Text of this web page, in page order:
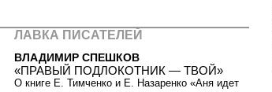
ЛАВКА ПИСАТЕЛЕЙ
ВЛАДИМИР СПЕШКОВ
«ПРАВЫЙ ПОДЛОКОТНИК — ТВОЙ»
О книге Е. Тимченко и Е. Назаренко «Аня идет